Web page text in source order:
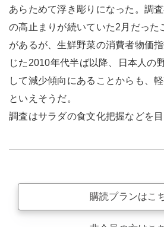
あらためて浮き彫りになった。調
の高止まりが続いていた2月だった
があるが、生鮮野菜の消費者物価
じた2010年代半ば以降、日本人の
して減少傾向にあることからも、
といえそうだ。
調査はサラダの食文化把握などを目
購読プランはこ